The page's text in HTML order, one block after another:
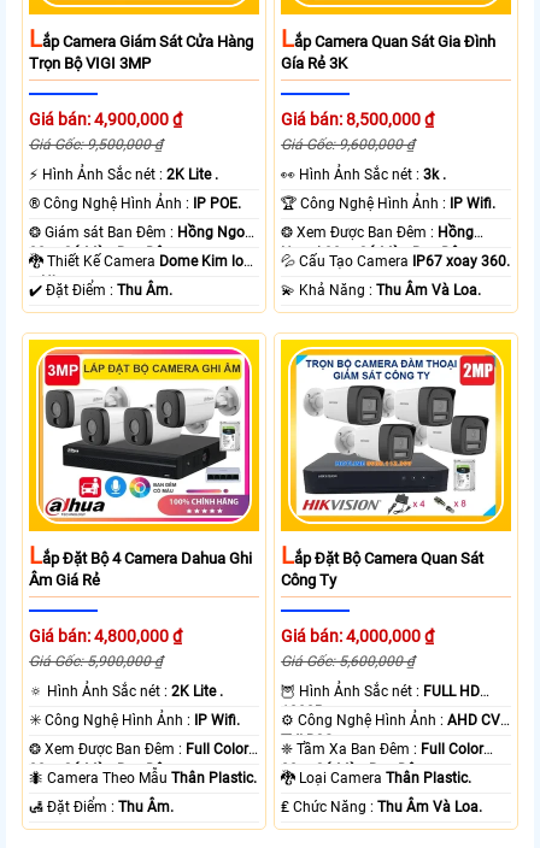
LẮp Camera Giám Sát Cửa Hàng
Trọn Bộ VIGI 3MP
Giá bán: 4,900,000 ₫
Giá Gốc: 9,500,000 ₫
️⚡ Hình Ảnh Sắc nét :2K Lite .
®️ Công Nghệ Hình Ảnh : IP POE.
❂ Giám sát Ban Đêm : Hồng Ngoại
30m Có Màu Ban Ðêm.
🐉️ Thiết Kế Camera Dome Kim loại
+ Nhựa.
️✔️ Đặt Điểm :Thu Âm.
LẮp Camera Quan Sát Gia Đình
Gía Rẻ 3K
Giá bán: 8,500,000 ₫
Giá Gốc: 9,600,000 ₫
️👀 Hình Ảnh Sắc nét :3k .
🏆 Công Nghệ Hình Ảnh : IP Wifi.
❂ Xem Được Ban Đêm : Hồng
Ngoại 30m Có Màu Ban Ðêm.
💦 Cấu Tạo Camera IP67 xoay 360.
️💫 Khả Năng :Thu Âm Và Loa.
LẮp Đặt Bộ 4 Camera Dahua Ghi
Âm Giá Rẻ
Giá bán: 4,800,000 ₫
Giá Gốc: 5,900,000 ₫
🔅 Hình Ảnh Sắc nét :2K Lite .
✳️ Công Nghệ Hình Ảnh : IP Wifi.
❂ Xem Được Ban Đêm : Full Color
30m Có Màu Ban Ðêm.
🐜 Camera Theo MẫuThân Plastic.
️🛃 Đặt Điểm :Thu Âm.
LẮp Đặt Bộ Camera Quan Sát
Công Ty
Giá bán: 4,000,000 ₫
Giá Gốc: 5,600,000 ₫
🦉 Hình Ảnh Sắc nét : FULL HD
1080P .
⚙ Công Nghệ Hình Ảnh :AHD CVI
TVI BCS.
❈ Tầm Xa Ban Đêm : Full Color
20m Có Màu Ban Ðêm.
🐉️ Loại CameraThân Plastic.
️₤ Chức Năng :Thu Âm Và Loa.